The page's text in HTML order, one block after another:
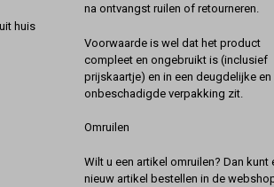
huis
na ontvangst ruilen of retourneren.
Voorwaarde is wel dat het product
compleet en ongebruikt is (inclusief
prijskaartje) en in een deugdelijke en
onbeschadigde verpakking zit.
Omruilen
Wilt u een artikel omruilen? Dan kunt
nieuw artikel bestellen in de